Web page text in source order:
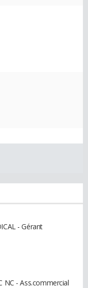
- Gérant
NC - Ass.commercial